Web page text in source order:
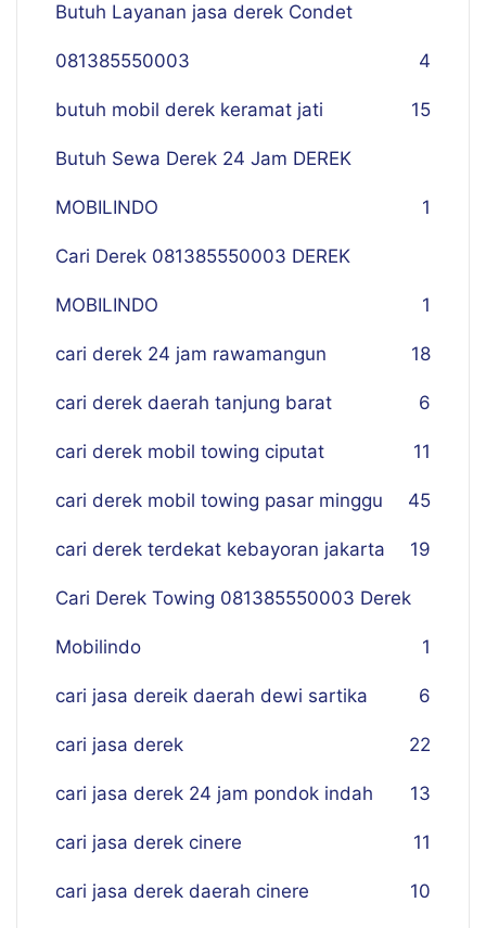
Butuh Layanan jasa derek Condet
081385550003 4
butuh mobil derek keramat jati 15
Butuh Sewa Derek 24 Jam DEREK
MOBILINDO 1
Cari Derek 081385550003 DEREK
MOBILINDO 1
cari derek 24 jam rawamangun 18
cari derek daerah tanjung barat 6
cari derek mobil towing ciputat 11
cari derek mobil towing pasar minggu 45
cari derek terdekat kebayoran jakarta 19
Cari Derek Towing 081385550003 Derek
Mobilindo 1
cari jasa dereik daerah dewi sartika 6
cari jasa derek 22
cari jasa derek 24 jam pondok indah 13
cari jasa derek cinere 11
cari jasa derek daerah cinere 10